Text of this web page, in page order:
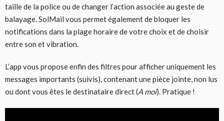
taille de la police ou de changer l’action associée au geste de
balayage. SolMail vous permet également de bloquer les
notifications dans la plage horaire de votre choix et de choisir
entre son et vibration.
L’app vous propose enfin des filtres pour afficher uniquement les
messages importants (suivis), contenant une pièce jointe, non lus
ou dont vous êtes le destinataire direct (A moi). Pratique !